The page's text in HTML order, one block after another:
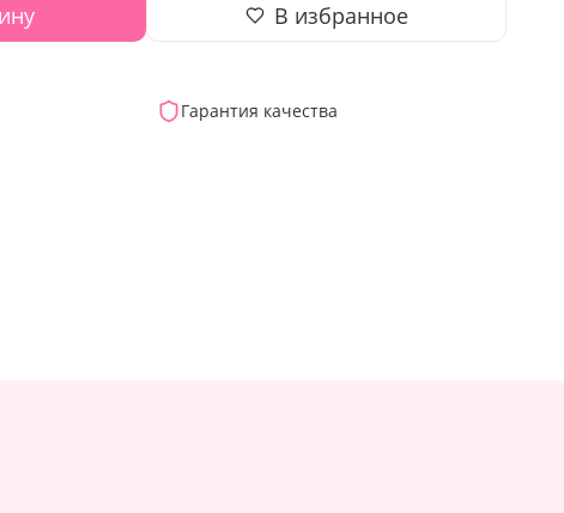
В избранное
Гарантия качества